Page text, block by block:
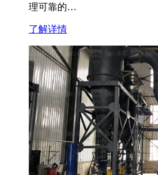
理可靠的…
了解详情